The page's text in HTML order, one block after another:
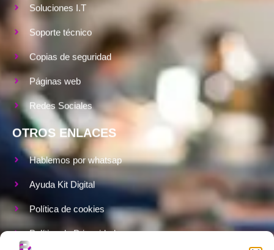
Soluciones I.T
Soporte técnico
Copias de seguridad
Páginas web
Redes Sociales
OTROS ENLACES
Hablemos por whatsap
Ayuda Kit Digital
Política de cookies
Política de Privacidad